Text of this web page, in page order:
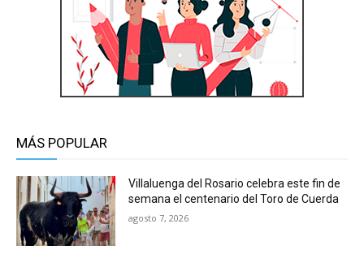
MÁS POPULAR
Villaluenga del Rosario celebra este fin de
semana el centenario del Toro de Cuerda
agosto 7, 2026